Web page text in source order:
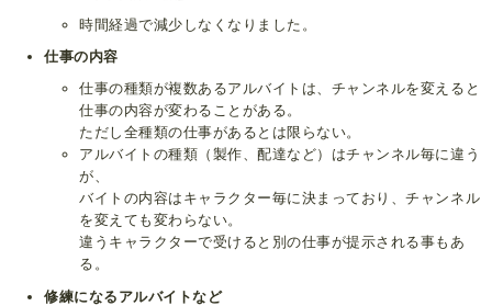
時間経過で減少しなくなりました。
仕事の内容
仕事の種類が複数あるアルバイトは、チャンネルを変えると
仕事の内容が変わることがある。
ただし全種類の仕事があるとは限らない。
アルバイトの種類（製作、配達など）はチャンネル毎に違う
が、
バイトの内容はキャラクター毎に決まっており、チャンネル
を変えても変わらない。
違うキャラクターで受けると別の仕事が提示される事もあ
る。
修練になるアルバイトなど